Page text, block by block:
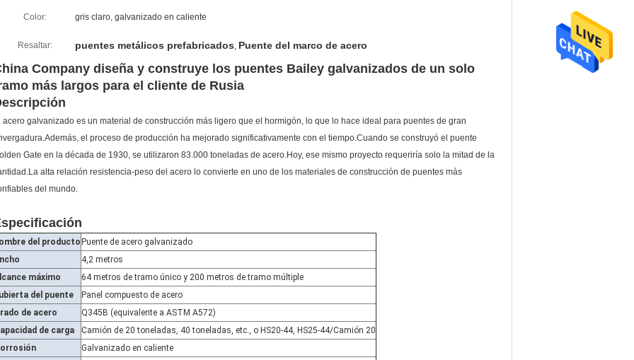
Color: gris claro, galvanizado en caliente
Resaltar: puentes metálicos prefabricados, Puente del marco de acero
Company diseña y construye los puentes Bailey galvanizados de un solo
más largos para el cliente de Rusia
acero galvanizado es un material de construcción más ligero que el hormigón, lo que lo hace ideal para puentes de gran
el proceso de producción ha mejorado significativamente con el tiempo.Cuando se construyó el puente
Gate en la década de 1930, se utilizaron 83.000 toneladas de acero.Hoy, ese mismo proyecto requeriría solo la mitad de la
alta relación resistencia-peso del acero lo convierte en uno de los materiales de construcción de puentes más
del mundo.
del producto Puente de acero galvanizado
4,2 metros
máximo
64 metros de tramo único y 200 metros de tramo múltiple
del puente
Panel compuesto de acero
de acero
Q345B (equivalente a ASTM A572)
de carga
Camión de 20 toneladas, 40 toneladas, etc., o HS20-44, HS25-44/Camión 20
Galvanizado en caliente